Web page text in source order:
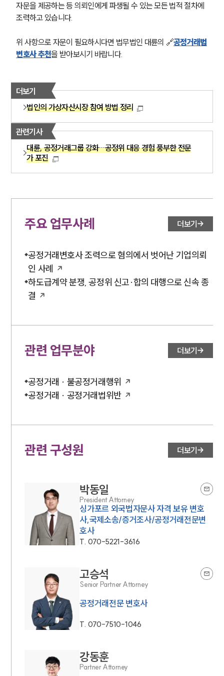
자문을 제공하는 등 의뢰인에게 파생될 수 있는 모든 법적 절차에
조력하고 있습니다.
위 사항으로 자문이 필요하시다면 법무법인 대륜의 🔗공정거래법
변호사 추천을 받아보시기 바랍니다.
더보기
법인의 가상자산시장 참여 방법 정리
관련기사
대륜, 공정거래그룹 강화…공정위 대응 경험 풍부한 전문
가 포진
주요 업무사례 더보기
공정거래변호사 조력으로 혐의에서 벗어난 기업의뢰
인 사례
하도급계약 분쟁, 공정위 신고·합의 대행으로 신속 종
결
관련 업무분야 더보기
공정거래 · 불공정거래행위
공정거래 · 공정거래법위반
관련 구성원 더보기
박동일
President Attorney
싱가포르 외국법자문사 자격 보유 변호
사,국제소송/증거조사/공정거래전문변
호사
T. 070-5221-3616
고승석
Senior Partner Attorney
공정거래전문 변호사
T. 070-7510-1046
강동훈
Partner Attorney